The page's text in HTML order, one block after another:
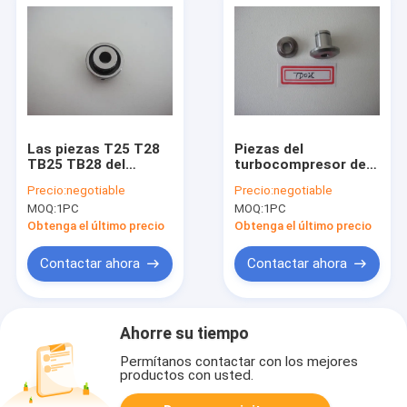
Las piezas T25 T28
TB25 TB28 del
empujaron el
espaciador
cuello/42CrMo
Precio:negotiable
MOQ:1PC
Obtenga el último precio
Contactar ahora
Piezas del
turbocompresor de
del motor autos
Citroen Volvo
Peugeot
Precio:negotiable
MOQ:1PC
Obtenga el último precio
Contactar ahora
Ahorre su tiempo
Permítanos contactar con los mejores
productos con usted.